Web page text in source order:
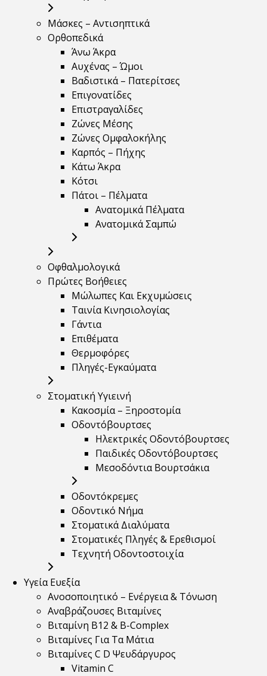
Μάσκες – Αντισηπτικά
Ορθοπεδικά
Άνω Άκρα
Αυχένας – Ώμοι
Βαδιστικά – Πατερίτσες
Επιγονατίδες
Επιστραγαλίδες
Ζώνες Μέσης
Ζώνες Ομφαλοκήλης
Καρπός – Πήχης
Κάτω Άκρα
Κότσι
Πάτοι – Πέλματα
Ανατομικά Πέλματα
Ανατομικά Σαμπώ
Οφθαλμολογικά
Πρώτες Βοήθειες
Μώλωπες Και Εκχυμώσεις
Ταινία Κινησιολογίας
Γάντια
Επιθέματα
Θερμοφόρες
Πληγές-Εγκαύματα
Στοματική Υγιεινή
Κακοσμία – Ξηροστομία
Οδοντόβουρτσες
Ηλεκτρικές Οδοντόβουρτσες
Παιδικές Οδοντόβουρτσες
Μεσοδόντια Βουρτσάκια
Οδοντόκρεμες
Οδοντικό Νήμα
Στοματικά Διαλύματα
Στοματικές Πληγές & Ερεθισμοί
Τεχνητή Οδοντοστοιχία
Υγεία Ευεξία
Ανοσοποιητικό – Ενέργεια & Τόνωση
Αναβράζουσες Βιταμίνες
Βιταμίνη B12 & Β-Complex
Βιταμίνες Για Τα Μάτια
Βιταμίνες C D Ψευδάργυρος
Vitamin C